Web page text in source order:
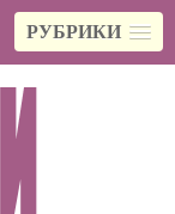
РУБРИКИ